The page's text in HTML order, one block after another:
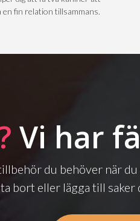
en fin relation tillsammans.
Vi har
du behöver när du
bort eller lägga till